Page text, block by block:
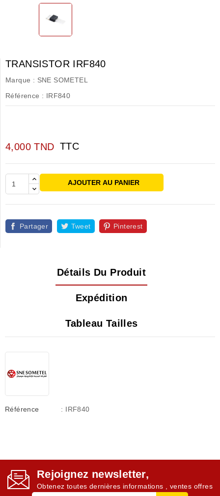
TRANSISTOR IRF840
Marque : SNE SOMETEL
Référence : IRF840
4,000 TND TTC
AJOUTER AU PANIER
Partager Tweet Pinterest
Détails Du Produit
Expédition
Tableau Tailles
Référence : IRF840
Rejoignez newsletter,
Obtenez toutes dernières informations , ventes offres